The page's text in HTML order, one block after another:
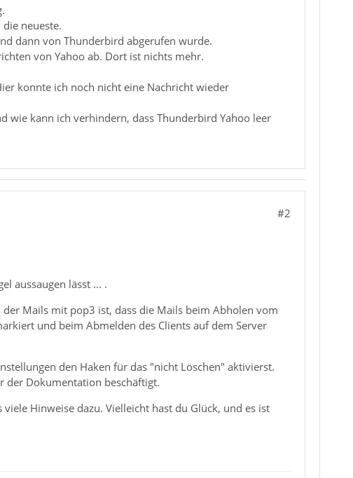
neueste.
dann von Thunderbird abgerufen wurde.
von Yahoo ab. Dort ist nichts mehr.
konnte ich noch nicht eine Nachricht wieder
wie kann ich verhindern, dass Thunderbird Yahoo leer
#2
aussaugen lässt ... .
Mails mit pop3 ist, dass die Mails beim Abholen vom
und beim Abmelden des Clients auf dem Server
den Haken für das "nicht Löschen" aktivierst.
der Dokumentation beschäftigt.
Hinweise dazu. Vielleicht hast du Glück, und es ist